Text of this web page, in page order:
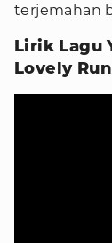
terjemahan
Lirik Lagu
Lovely